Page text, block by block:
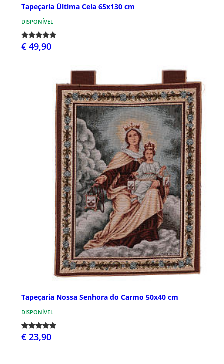
Tapeçaria Última Ceia 65x130 cm
DISPONÍVEL
€ 49,90
Tapeçaria Nossa Senhora do Carmo 50x40 cm
DISPONÍVEL
€ 23,90